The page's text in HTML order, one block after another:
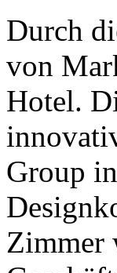
Durch
von
Hotel.
Group
Zimmer